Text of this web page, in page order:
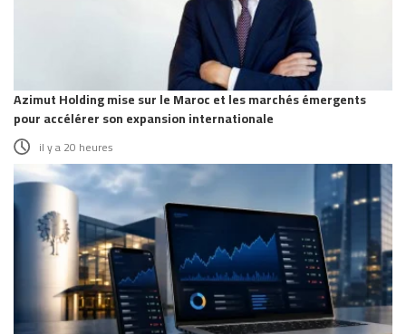
Azimut Holding mise sur le Maroc et les marchés émergents
pour accélérer son expansion internationale
il y a 20 heures